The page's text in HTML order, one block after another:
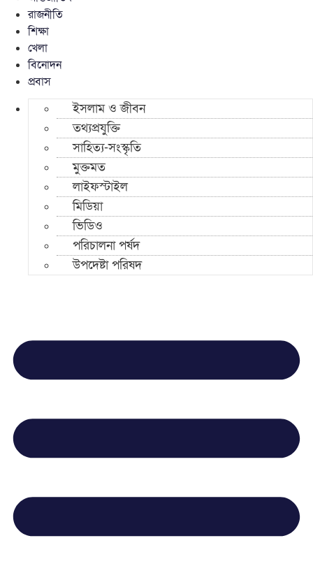
রাজনীতি
শিক্ষা
খেলা
বিনোদন
প্রবাস
ইসলাম ও জীবন
তথ্যপ্রযুক্তি
সাহিত্য-সংস্কৃতি
মুক্তমত
লাইফস্টাইল
মিডিয়া
ভিডিও
পরিচালনা পর্ষদ
উপদেষ্টা পরিষদ